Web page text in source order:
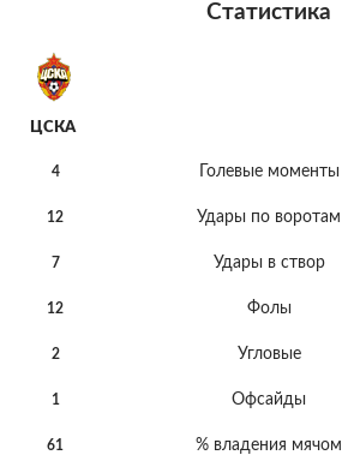
Статистика
ЦСКА
4 Голевые моменты
12 Удары по воротам
7 Удары в створ
12 Фолы
2 Угловые
1 Офсайды
61 % владения мячом